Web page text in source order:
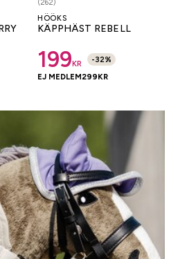
(262)
HÖÖKS
KÄPPHÄST REBELL
199KR -32%
EJ MEDLEM299KR